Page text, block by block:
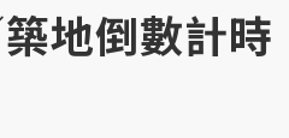
地倒數計